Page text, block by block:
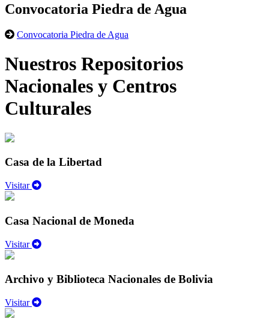
Convocatoria Piedra de Agua
Convocatoria Piedra de Agua
Nuestros Repositorios
Nacionales y Centros
Culturales
Casa de la Libertad
Visitar
Casa Nacional de Moneda
Visitar
Archivo y Biblioteca Nacionales de Bolivia
Visitar